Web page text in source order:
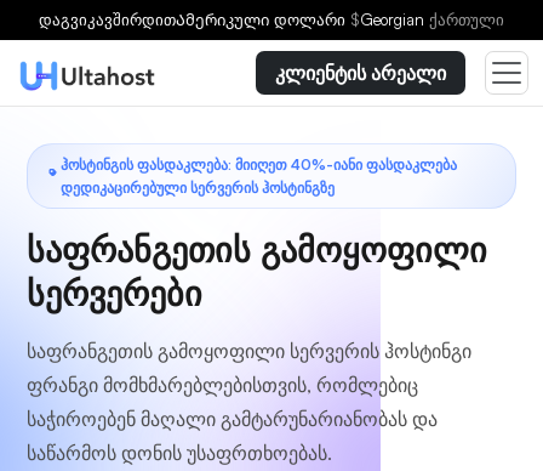
დაგვიკავშირდითᲐმერიკული დოლარი $Georgian ქართული
კლიენტის არეალი
ᲰᲝᲡᲢᲘᲜᲒᲘᲡ ᲤᲐᲡᲓᲐᲙᲚᲔᲑᲐ: ᲛᲘᲘᲦᲔᲗ 40%-ᲘᲐᲜᲘ ᲤᲐᲡᲓᲐᲙᲚᲔᲑᲐ
ᲓᲔᲓᲘᲙᲐᲪᲘᲠᲔᲑᲣᲚᲘ ᲡᲔᲠᲕᲔᲠᲘᲡ ᲰᲝᲡᲢᲘᲜᲒᲖᲔ
საფრანგეთის გამოყოფილი
სერვერები
საფრანგეთის გამოყოფილი სერვერის ჰოსტინგი
ფრანგი მომხმარებლებისთვის, რომლებიც
საჭიროებენ მაღალი გამტარუნარიანობას და
საწარმოს დონის უსაფრთხოებას.